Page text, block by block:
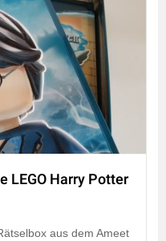
LEGO Harry Potter
aus dem Ameet